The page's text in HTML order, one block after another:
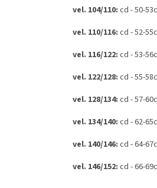
vel. 104/110: cd - 50-
vel. 110/116: cd - 52-
vel. 116/122: cd - 53-
vel. 122/128: cd - 55-
vel. 128/134: cd - 57-
vel. 134/140: cd - 62-
vel. 140/146: cd - 64-
vel. 146/152: cd - 66-